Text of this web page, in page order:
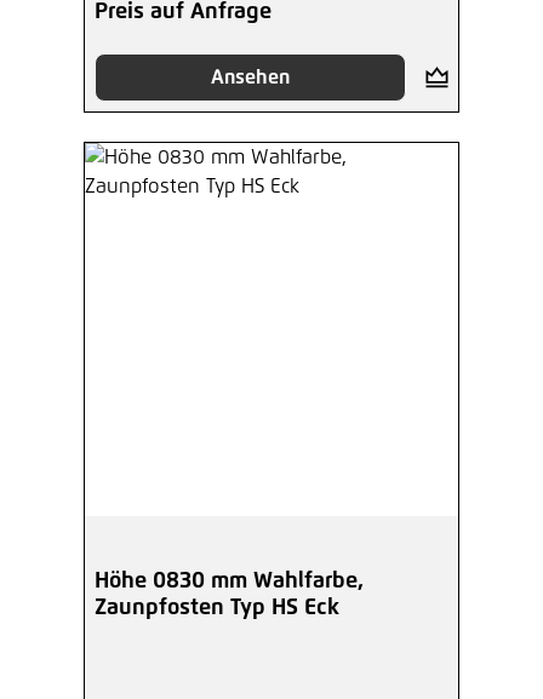
Preis auf Anfrage
Ansehen
Höhe 0830 mm Wahlfarbe,
Zaunpfosten Typ HS Eck